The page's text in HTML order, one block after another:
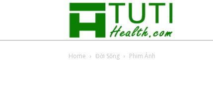
Home Đời Sống Phim Ảnh